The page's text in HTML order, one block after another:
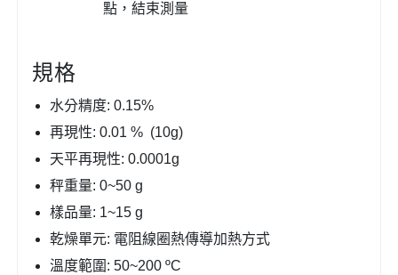
點，結束測量
規格
水分精度: 0.15%
再現性: 0.01 % (10g)
天平再現性: 0.0001g
秤重量: 0~50 g
樣品量: 1~15 g
乾燥單元: 電阻線圈熱傳導加熱方式
溫度範圍: 50~200 ºC